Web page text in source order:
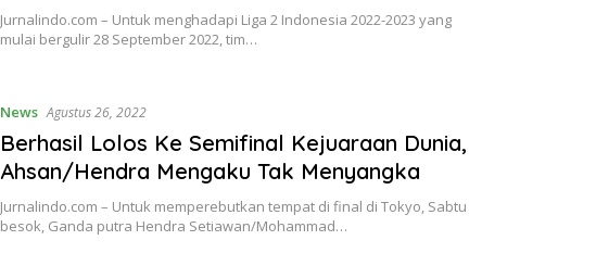
Jurnalindo.com – Untuk menghadapi Liga 2 Indonesia 2022-2023 yang
mulai bergulir 28 September 2022, tim…
News Agustus 26, 2022
Berhasil Lolos Ke Semifinal Kejuaraan Dunia,
Ahsan/Hendra Mengaku Tak Menyangka
Jurnalindo.com – Untuk memperebutkan tempat di final di Tokyo, Sabtu
besok, Ganda putra Hendra Setiawan/Mohammad…